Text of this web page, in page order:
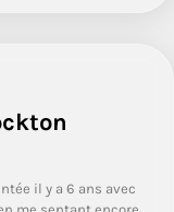
il y a 6 ans avec